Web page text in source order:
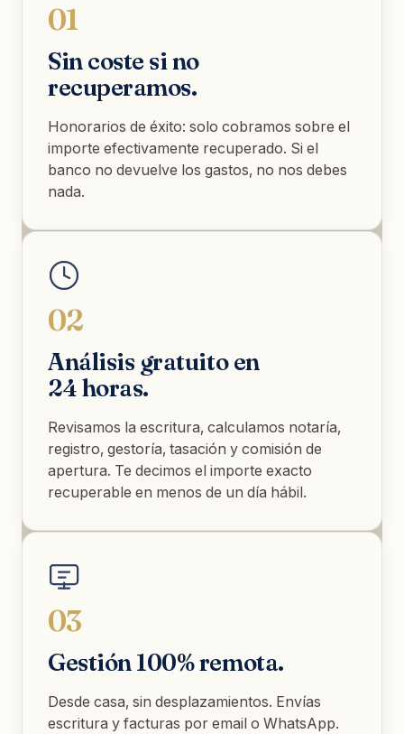
01
Sin coste si no
recuperamos.
Honorarios de éxito: solo cobramos sobre el
importe efectivamente recuperado. Si el
banco no devuelve los gastos, no nos debes
nada.
02
Análisis gratuito en
24 horas.
Revisamos la escritura, calculamos notaría,
registro, gestoría, tasación y comisión de
apertura. Te decimos el importe exacto
recuperable en menos de un día hábil.
03
Gestión 100% remota.
Desde casa, sin desplazamientos. Envías
escritura y facturas por email o WhatsApp.